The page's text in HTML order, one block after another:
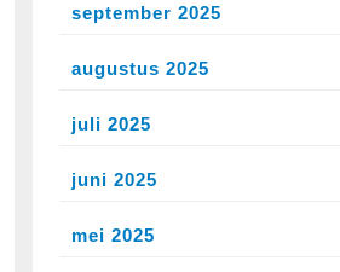
september 2025
augustus 2025
juli 2025
juni 2025
mei 2025